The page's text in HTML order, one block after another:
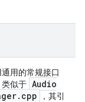
用的常规接口
似于 Audio
. cpp
，其引